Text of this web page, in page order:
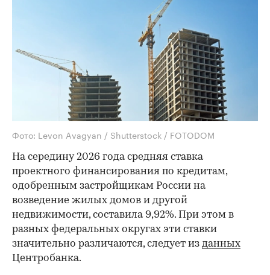
Фото: Levon Avagyan / Shutterstock / FOTODOM
На середину 2026 года средняя ставка
проектного финансирования по кредитам,
одобренным застройщикам России на
возведение жилых домов и другой
недвижимости, составила 9,92%. При этом в
разных федеральных округах эти ставки
значительно различаются, следует из данных
Центробанка.